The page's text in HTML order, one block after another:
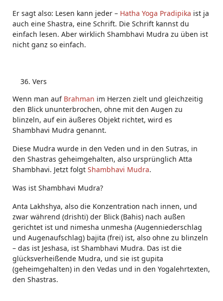
Er sagt also: Lesen kann jeder – Hatha Yoga Pradipika ist ja
auch eine Shastra, eine Schrift. Die Schrift kannst du
einfach lesen. Aber wirklich Shambhavi Mudra zu üben ist
nicht ganz so einfach.
Vers
Wenn man auf Brahman im Herzen zielt und gleichzeitig
den Blick ununterbrochen, ohne mit den Augen zu
blinzeln, auf ein äußeres Objekt richtet, wird es
Shambhavi Mudra genannt.
Diese Mudra wurde in den Veden und in den Sutras, in
den Shastras geheimgehalten, also ursprünglich Atta
Shambhavi. Jetzt folgt Shambhavi Mudra.
Was ist Shambhavi Mudra?
Anta Lakhshya, also die Konzentration nach innen, und
zwar während (drishti) der Blick (Bahis) nach außen
gerichtet ist und nimesha unmesha (Augenniederschlag
und Augenaufschlag) bajita (frei) ist, also ohne zu blinzeln
– das ist Jeshasa, ist Shambhavi Mudra. Das ist die
glücksverheißende Mudra, und sie ist gupita
(geheimgehalten) in den Vedas und in den Yogalehrtexten,
den Shastras.